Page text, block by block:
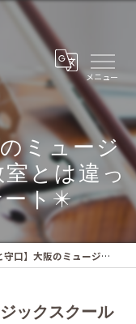
ミュージ
とは違っ
ート✴️
ミュージックスクール 他の教室とは違ったサロンコンサート✴️
ックスクール